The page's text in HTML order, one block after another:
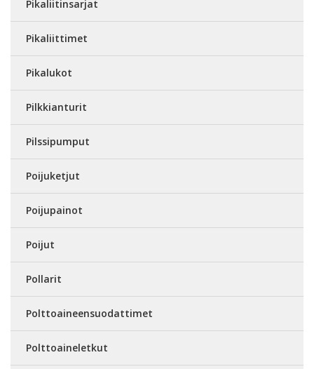
Pikaliitinsarjat
Pikaliittimet
Pikalukot
Pilkkianturit
Pilssipumput
Poijuketjut
Poijupainot
Poijut
Pollarit
Polttoaineensuodattimet
Polttoaineletkut